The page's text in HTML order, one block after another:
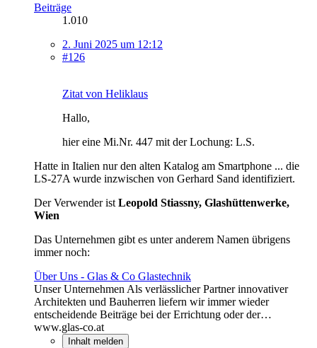
Beiträge
1.010
2. Juni 2025 um 12:12
#126
Zitat von Heliklaus
Hallo,
hier eine Mi.Nr. 447 mit der Lochung: L.S.
Hatte in Italien nur den alten Katalog am Smartphone ... die
LS-27A wurde inzwischen von Gerhard Sand identifiziert.
Der Verwender ist Leopold Stiassny, Glashüttenwerke,
Wien
Das Unternehmen gibt es unter anderem Namen übrigens
immer noch:
Über Uns - Glas & Co Glastechnik
Unser Unternehmen Als verlässlicher Partner innovativer
Architekten und Bauherren liefern wir immer wieder
entscheidende Beiträge bei der Errichtung oder der…
www.glas-co.at
Inhalt melden